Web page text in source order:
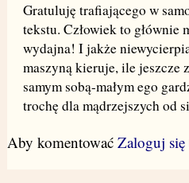
Gratuluję trafiającego w
tekstu. Człowiek to głównie
wydajna! I jakże
maszyną kieruje, ile jeszcze
samym sobą-małym ego
trochę dla mądrzejszych od
Aby komentować Zaloguj się